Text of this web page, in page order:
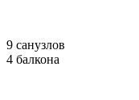
9 санузлов
4 балкона